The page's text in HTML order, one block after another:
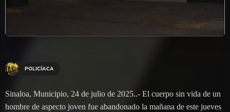
POLICÍACA
Sinaloa, Municipio, 24 de julio de 2025..- El cuerpo sin vida de un
hombre de aspecto joven fue abandonado la mañana de este jueves